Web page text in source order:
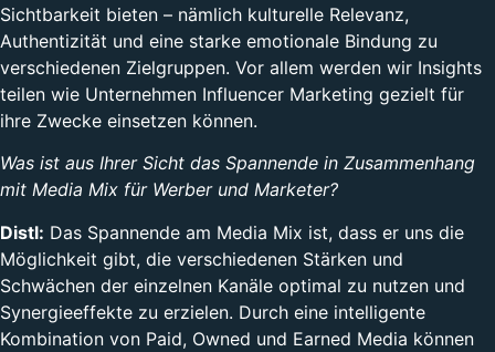
Sichtbarkeit bieten – nämlich kulturelle Relevanz,
Authentizität und eine starke emotionale Bindung zu
verschiedenen Zielgruppen. Vor allem werden wir Insights
teilen wie Unternehmen Influencer Marketing gezielt für
ihre Zwecke einsetzen können.
Was ist aus Ihrer Sicht das Spannende in Zusammenhang
mit Media Mix für Werber und Marketer?
Distl: Das Spannende am Media Mix ist, dass er uns die
Möglichkeit gibt, die verschiedenen Stärken und
Schwächen der einzelnen Kanäle optimal zu nutzen und
Synergieeffekte zu erzielen. Durch eine intelligente
Kombination von Paid, Owned und Earned Media können